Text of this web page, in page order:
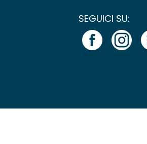
SEGUICI SU: